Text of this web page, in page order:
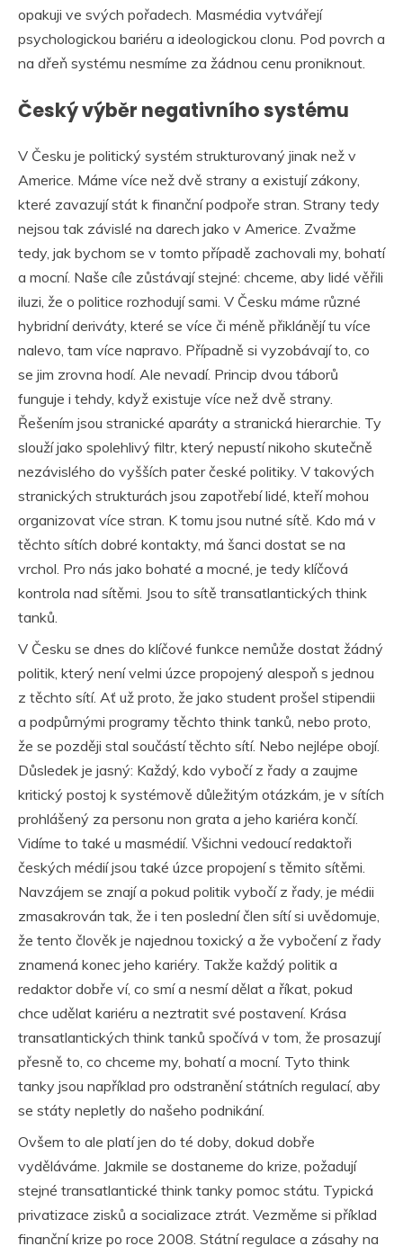
opakuji ve svých pořadech. Masmédia vytvářejí
psychologickou bariéru a ideologickou clonu. Pod povrch a
na dřeň systému nesmíme za žádnou cenu proniknout.
Český výběr negativního systému
V Česku je politický systém strukturovaný jinak než v
Americe. Máme více než dvě strany a existují zákony,
které zavazují stát k finanční podpoře stran. Strany tedy
nejsou tak závislé na darech jako v Americe. Zvažme
tedy, jak bychom se v tomto případě zachovali my, bohatí
a mocní. Naše cíle zůstávají stejné: chceme, aby lidé věřili
iluzi, že o politice rozhodují sami. V Česku máme různé
hybridní deriváty, které se více či méně přiklánějí tu více
nalevo, tam více napravo. Případně si vyzobávají to, co
se jim zrovna hodí. Ale nevadí. Princip dvou táborů
funguje i tehdy, když existuje více než dvě strany.
Řešením jsou stranické aparáty a stranická hierarchie. Ty
slouží jako spolehlivý filtr, který nepustí nikoho skutečně
nezávislého do vyšších pater české politiky. V takových
stranických strukturách jsou zapotřebí lidé, kteří mohou
organizovat více stran. K tomu jsou nutné sítě. Kdo má v
těchto sítích dobré kontakty, má šanci dostat se na
vrchol. Pro nás jako bohaté a mocné, je tedy klíčová
kontrola nad sítěmi. Jsou to sítě transatlantických think
tanků.
V Česku se dnes do klíčové funkce nemůže dostat žádný
politik, který není velmi úzce propojený alespoň s jednou
z těchto sítí. Ať už proto, že jako student prošel stipendii
a podpůrnými programy těchto think tanků, nebo proto,
že se později stal součástí těchto sítí. Nebo nejlépe obojí.
Důsledek je jasný: Každý, kdo vybočí z řady a zaujme
kritický postoj k systémově důležitým otázkám, je v sítích
prohlášený za personu non grata a jeho kariéra končí.
Vidíme to také u masmédií. Všichni vedoucí redaktoři
českých médií jsou také úzce propojení s těmito sítěmi.
Navzájem se znají a pokud politik vybočí z řady, je médii
zmasakrován tak, že i ten poslední člen sítí si uvědomuje,
že tento člověk je najednou toxický a že vybočení z řady
znamená konec jeho kariéry. Takže každý politik a
redaktor dobře ví, co smí a nesmí dělat a říkat, pokud
chce udělat kariéru a neztratit své postavení. Krása
transatlantických think tanků spočívá v tom, že prosazují
přesně to, co chceme my, bohatí a mocní. Tyto think
tanky jsou například pro odstranění státních regulací, aby
se státy nepletly do našeho podnikání.
Ovšem to ale platí jen do té doby, dokud dobře
vyděláváme. Jakmile se dostaneme do krize, požadují
stejné transatlantické think tanky pomoc státu. Typická
privatizace zisků a socializace ztrát. Vezměme si příklad
finanční krize po roce 2008. Státní regulace a zásahy na